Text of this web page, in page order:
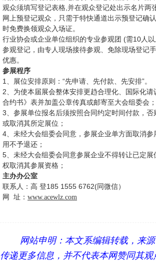
观众须填写登记表格,并在观众登记处出示名片两
网上预登记观众，只需于特快通道出示预登记确
时免费换领观众入场证。
行业协会或企业单位组织的专业参观团 (需10人
参观登记，由专人现场接待参观、免除现场登记
优惠。
参展程序
1、展位安排原则：“先申请、先付款、先安排”。
2、为使本届展会整体安排更趋合理化、国际化
合约书》表并加盖公章传真或邮寄至大会组委会；
3、参展单位报名后须按照合同约定时间付款，
或取消其所定展位；
4、未经大会组委会同意，参展企业单方面取消
用不予退还；
5、未经大会组委会同意参展企业不得转让已定
权取消其参展资格；
主办办公室
联系人：高 登185 1555 6762(同微信）
网 址： www.acewlz.com
网站申明：本文系编辑转载，来源
传递更多信息，并不代表本网赞同其